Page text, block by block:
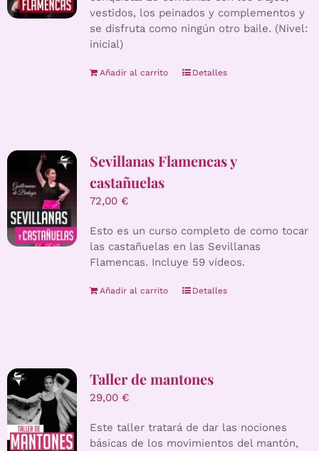
vestidos, los peinados y complementos y
se disfruta como ningún otro baile. (Nivel:
inicial)
Añadir al carrito Detalles
Sevillanas Flamencas y
castañuelas
72,00 €
Esto es un curso completo de como tocar
las castañuelas en las Sevillanas
Flamencas. Incluye 59 vídeos.
Añadir al carrito Detalles
Taller de mantones
29,00 €
Este taller tratará de dar las nociones
básicas de los movimientos del mantón,